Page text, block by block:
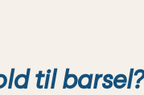
til barsel?